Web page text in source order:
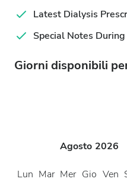
Latest Dialysis
Special Notes
Giorni disponibili
Agosto 2026
Lun Mar Mer Gio Ven